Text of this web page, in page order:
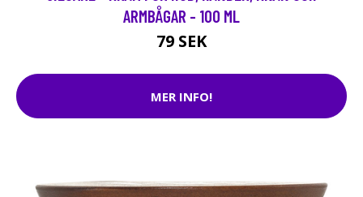
ARMBÅGAR - 100 ML
79 SEK
MER INFO!